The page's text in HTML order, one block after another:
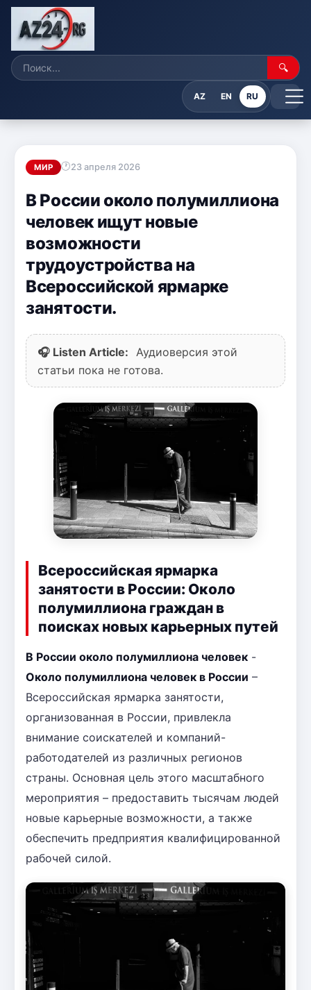
🔍
AZ EN RU
МИР 23 апреля 2026
В России около полумиллиона
человек ищут новые
возможности
трудоустройства на
Всероссийской ярмарке
занятости.
🎧 Listen Article:
Аудиоверсия этой
статьи пока не готова.
Всероссийская ярмарка
занятости в России: Около
полумиллиона граждан в
поисках новых карьерных путей
В России около полумиллиона человек -
Около полумиллиона человек в России –
Всероссийская ярмарка занятости,
организованная в России, привлекла
внимание соискателей и компаний-
работодателей из различных регионов
страны. Основная цель этого масштабного
мероприятия – предоставить тысячам людей
новые карьерные возможности, а также
обеспечить предприятия квалифицированной
рабочей силой.